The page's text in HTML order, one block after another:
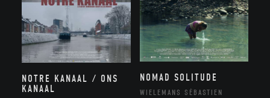
NOTRE KANAAL / ONS
KANAAL
NOMAD SOLITUDE
WIELEMANS SÉBASTIEN